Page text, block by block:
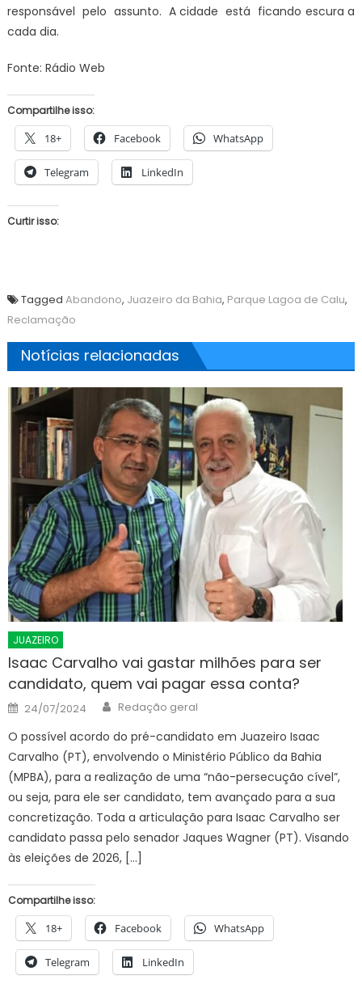
responsável pelo assunto. A cidade está ficando escura a
cada dia.
Fonte: Rádio Web
Compartilhe isso:
18+ Facebook WhatsApp
Telegram LinkedIn
Curtir isso:
Tagged Abandono, Juazeiro da Bahia, Parque Lagoa de Calu,
Reclamação
Notícias relacionadas
JUAZEIRO
Isaac Carvalho vai gastar milhões para ser
candidato, quem vai pagar essa conta?
Posted
on
24/07/2024 Author
Redação geral
O possível acordo do pré-candidato em Juazeiro Isaac
Carvalho (PT), envolvendo o Ministério Público da Bahia
(MPBA), para a realização de uma “não-persecução cível”,
ou seja, para ele ser candidato, tem avançado para a sua
concretização. Toda a articulação para Isaac Carvalho ser
candidato passa pelo senador Jaques Wagner (PT). Visando
às eleições de 2026, […]
Compartilhe isso:
18+ Facebook WhatsApp
Telegram LinkedIn